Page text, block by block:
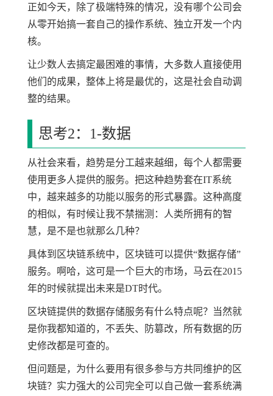
正如今天，除了极端特殊的情况，没有哪个公司会
从零开始搞一套自己的操作系统、独立开发一个内
核。
让少数人去搞定最困难的事情，大多数人直接使用
他们的成果，整体上将是最优的，这是社会自动调
整的结果。
思考2：1-数据
从社会来看，趋势是分工越来越细，每个人都需要
使用更多人提供的服务。把这种趋势套在IT系统
中，越来越多的功能以服务的形式暴露。这种高度
的相似，有时候让我不禁揣测：人类所拥有的智
慧，是不是也就那么几种？
具体到区块链系统中，区块链可以提供“数据存储”
服务。啊哈，这可是一个巨大的市场，马云在2015
年的时候就提出未来是DT时代。
区块链提供的数据存储服务有什么特点呢？当然就
是你我都知道的，不丢失、防篡改，所有数据的历
史修改都是可查的。
但问题是，为什么要用有很多参与方共同维护的区
块链？实力强大的公司完全可以自己做一套系统满